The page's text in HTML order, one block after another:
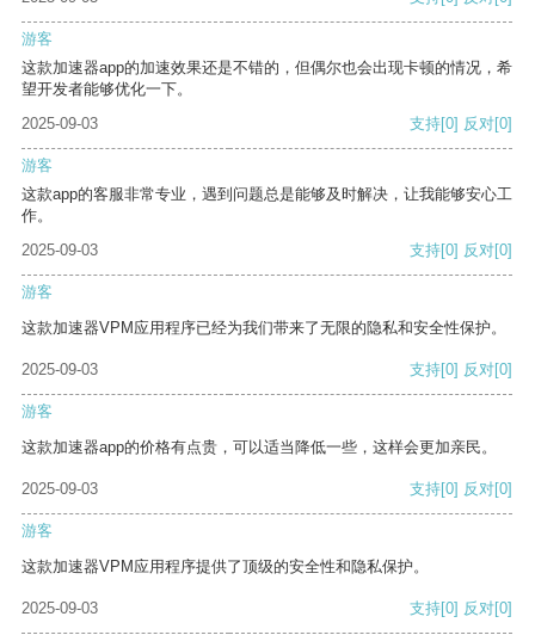
游客
这款加速器app的加速效果还是不错的，但偶尔也会出现卡顿的情况，希
望开发者能够优化一下。
2025-09-03
支持[0] 反对[0]
游客
这款app的客服非常专业，遇到问题总是能够及时解决，让我能够安心工
作。
2025-09-03
支持[0] 反对[0]
游客
这款加速器VPM应用程序已经为我们带来了无限的隐私和安全性保护。
2025-09-03 支持[0] 反对[0]
游客
这款加速器app的价格有点贵，可以适当降低一些，这样会更加亲民。
2025-09-03 支持[0] 反对[0]
游客
这款加速器VPM应用程序提供了顶级的安全性和隐私保护。
2025-09-03 支持[0] 反对[0]